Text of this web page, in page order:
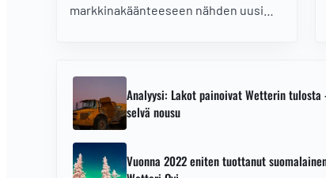
markkinakäänteeseen nähden uusi
Analyysi: Lakot painoivat Wetterin tulosta
selvä nousu
Vuonna 2022 eniten tuottanut